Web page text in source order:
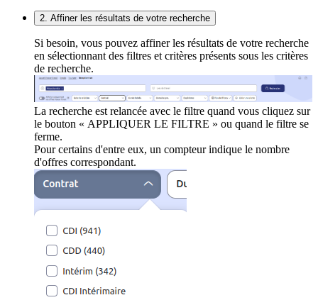
2. Affiner les résultats de votre recherche
Si besoin, vous pouvez affiner les résultats de votre recherche
en sélectionnant des filtres et critères présents sous les critères
de recherche.
La recherche est relancée avec le filtre quand vous cliquez sur
le bouton « APPLIQUER LE FILTRE » ou quand le filtre se
ferme.
Pour certains d'entre eux, un compteur indique le nombre
d'offres correspondant.